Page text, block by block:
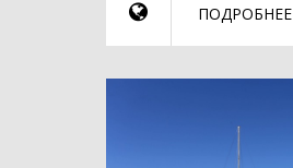
ПОДРОБНЕЕ